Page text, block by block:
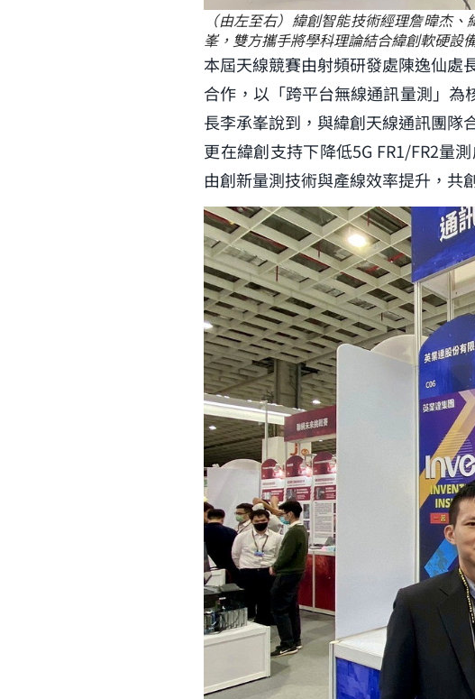
（由左至右）緯創智能技術經理詹暐杰
峯，雙方攜手將學科理論結合緯創軟硬設
本屆天線競賽由射頻研發處陳逸仙處
合作，以「跨平台無線通訊量測」為
長李承峯說到，與緯創天線通訊團隊
更在緯創支持下降低5G FR1/FR2量
由創新量測技術與產線效率提升，共